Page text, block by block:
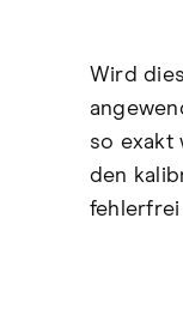
Wird
so exakt
den
fehlerfrei